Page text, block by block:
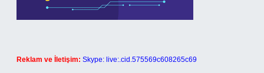
Reklam ve İletişim: Skype: live:.cid.575569c608265c69